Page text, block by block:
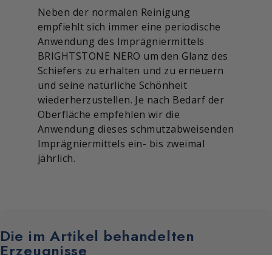
Neben der normalen Reinigung
empfiehlt sich immer eine periodische
Anwendung des Imprägniermittels
BRIGHTSTONE NERO um den Glanz des
Schiefers zu erhalten und zu erneuern
und seine natürliche Schönheit
wiederherzustellen. Je nach Bedarf der
Oberfläche empfehlen wir die
Anwendung dieses schmutzabweisenden
Imprägniermittels ein- bis zweimal
jährlich.
Die im Artikel behandelten
Erzeugnisse